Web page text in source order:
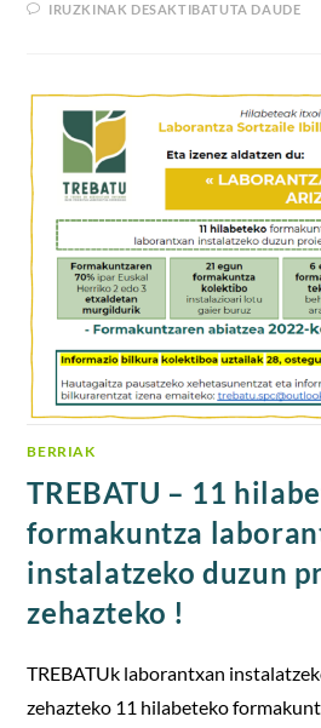
IRUZKINAK DESAKTIBATUTA DAUDE
BERRIAK
TREBATU – 11
formakuntza
instalatzeko duzun
zehazteko !
TREBATUk laborantxan
zehazteko 11 hilabeteko